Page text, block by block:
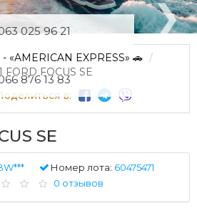
025 96 21
876 13 83
EXPRESS» 🚗
FORD FOCUS SE
в:
SE
Номер лота: 60475471
0 отзывов